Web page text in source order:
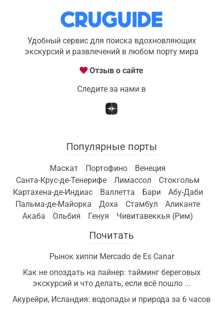
Удобный сервис для поиска вдохновляющих
экскурсий и развлечений в любом порту мира
Отзыв о сайте
Следите за нами в
Популярные порты
Маскат Портофино
Венеция
Санта-Крус-де-Тенерифе
Лимассол
Стокгольм
Картахена-де-Индиас
Валлетта Бари
Абу-Даби
Пальма-де-Майорка
Доха Стамбул
Аликанте
Акаба
Ольбия Генуя Чивитавеккья (Рим)
Почитать
Рынок хиппи Mercado de Es Canar
Как не опоздать на лайнер: тайминг береговых
экскурсий и что делать, если всё пошло ...
Акурейри, Исландия: водопады и природа за 6 часов